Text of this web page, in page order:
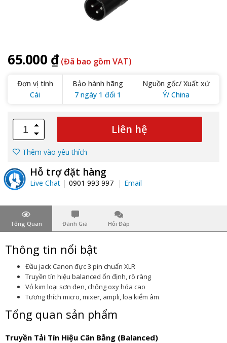
65.000 ₫ (Đã bao gồm VAT)
Đơn vị tính
Cái
Bảo hành hãng
7 ngày 1 đổi 1
Nguồn gốc/ Xuất xứ
Ý/ China
Liên hệ
Thêm vào yêu thích
Hỗ trợ đặt hàng
Live Chat 0901 993 997 Email
Tổng Quan Đánh Giá Hỏi Đáp
Thông tin nổi bật
Đầu jack Canon đực 3 pin chuẩn XLR
Truyền tín hiệu balanced ổn định, rõ ràng
Vỏ kim loại sơn đen, chống oxy hóa cao
Tương thích micro, mixer, ampli, loa kiểm âm
Tổng quan sản phẩm
Truyền Tải Tín Hiệu Cân Bằng (Balanced)